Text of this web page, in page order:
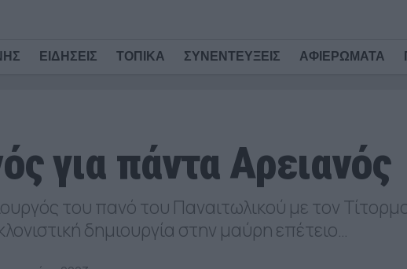
ΕΙΔΗΣΕΙΣ ΤΟΠΙΚΑ ΣΥΝΕΝΤΕΥΞΕΙΣ ΑΦΙΕΡΩΜΑΤΑ
για πάντα Αρειανός
του πανό του Παναιτωλικού με τον
δημιουργία στην μαύρη επέτειο…